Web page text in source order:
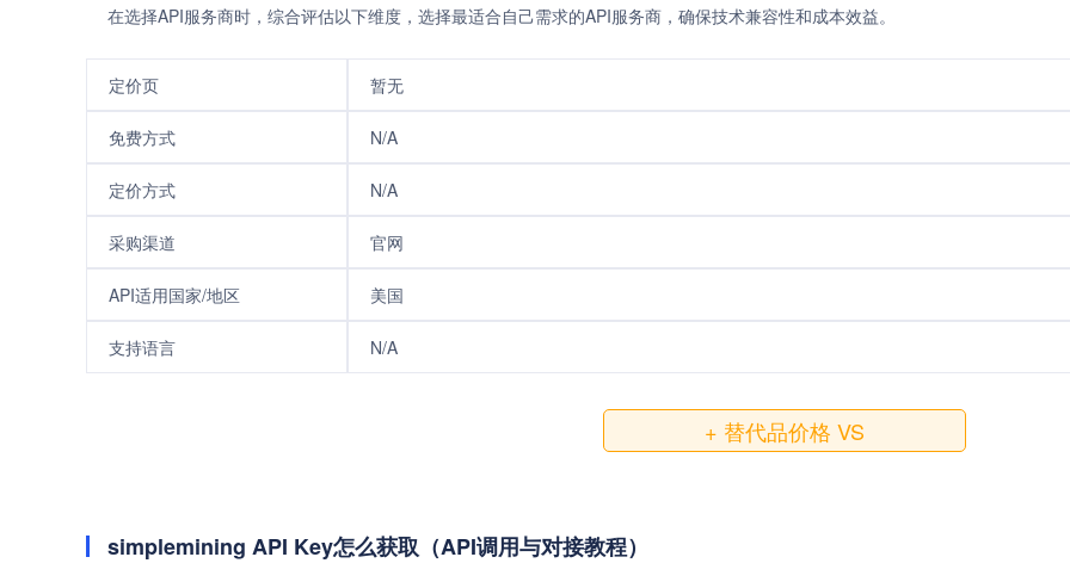
在选择API服务商时，综合评估以下维度，选择最适合自己需求的API服务商，确保技术兼容性和成本效益。
定价页 暂无
免费方式 N/A
定价方式 N/A
采购渠道 官网
API适用国家/地区 美国
支持语言 N/A
+ 替代品价格 VS
simplemining API Key怎么获取（API调用与对接教程）